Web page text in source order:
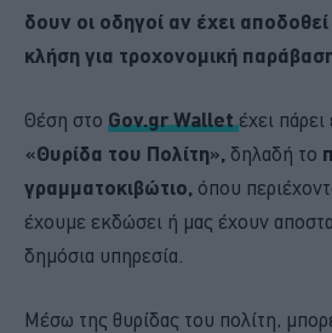
δουν οι οδηγοί αν έχει
κλήση για τροχονομική
Θέση στο Gov.gr Walletέχει
«Θυρίδα του Πολίτη», δηλαδή το
γραμματοκιβώτιο, όπου
έχουμε εκδώσει ή μας έχουν
δημόσια υπηρεσία.
Μέσω της θυρίδας του πολίτη,